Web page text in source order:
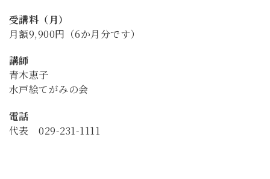
受講料（月）
月額9,900円（6か月分です）
講師
青木恵子
水戸絵てがみの会
電話
代表 029-231-1111